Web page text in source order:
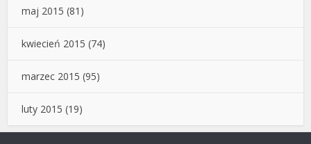
maj 2015 (81)
kwiecień 2015 (74)
marzec 2015 (95)
luty 2015 (19)